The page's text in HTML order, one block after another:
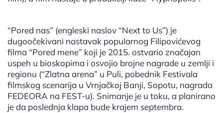
“Pored nas” (engleski naslov “Next to Us”) je
dugoočekivani nastavak popularnog Filipovićevog
filma “Pored mene” koji je 2015. ostvario značajan
uspeh u bioskopima i osvojio brojne nagrade u zemlji i
regionu (“Zlatna arena” u Puli, pobednik Festivala
filmskog scenarija u Vrnjačkoj Banji, Sopotu, nagrada
FEDEORA na FEST-u). Snimanje je u toku, a planirano
je da poslednja klapa bude krajem septembra.